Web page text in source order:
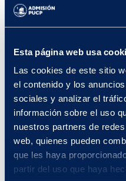
Esta página web usa
Las cookies de este sitio
el contenido y los
sociales y analizar el
información sobre el uso
nuestros partners de
web, quienes pueden
que les haya
partir del uso que haya
considerado como
documentación que
secundaria.
El postulante obtendrá la
tu Certificado Oficial de
Aprendizaje de 1° a 5° de
Derecho de Postulación